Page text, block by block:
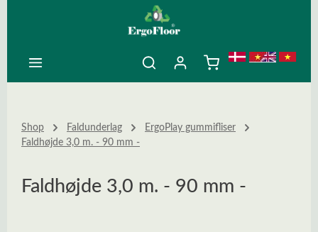
Shop Faldunderlag
ErgoPlay gummifliser
Faldhøjde 3,0 m. - 90 mm -
Faldhøjde 3,0 m. - 90 mm -